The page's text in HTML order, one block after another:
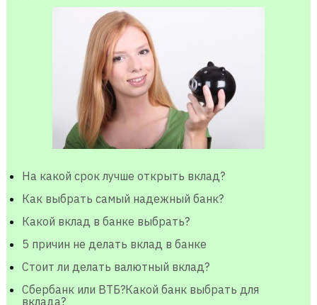
На какой срок лучше открыть вклад?
Как выбрать самый надежный банк?
Какой вклад в банке выбрать?
5 причин не делать вклад в банке
Стоит ли делать валютный вклад?
Сбербанк или ВТБ?Какой банк выбрать для
вклада?